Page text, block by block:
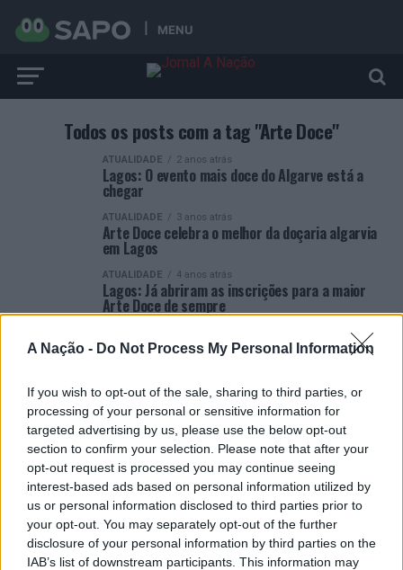
A Nação - Do Not Process My Personal Information
If you wish to opt-out of the sale, sharing to third parties, or
processing of your personal or sensitive information for
targeted advertising by us, please use the below opt-out
section to confirm your selection. Please note that after your
opt-out request is processed you may continue seeing
interest-based ads based on personal information utilized by
us or personal information disclosed to third parties prior to
your opt-out. You may separately opt-out of the further
disclosure of your personal information by third parties on the
IAB’s list of downstream participants. This information may
MENU
Todos os posts com a tag "Arte Doce"
ATUALIDADE 2 anos atrás
Lagos: O evento mais doce do Algarve está a
chegar
ATUALIDADE 3 anos atrás
Arte Doce celebra o melhor da doçaria algarvia
em Lagos
ATUALIDADE 4 anos atrás
Lagos: Já abriram as inscrições para a maior
Arte Doce de sempre
ARTIGOS RECENTES
Presidente da República portuguesa assinala “Dia
Internacional da Juventude” na Covilhã
Cultura digital pode “comprometer” a criatividade antes
de “provocar” mudanças genéticas, diz neurocientista